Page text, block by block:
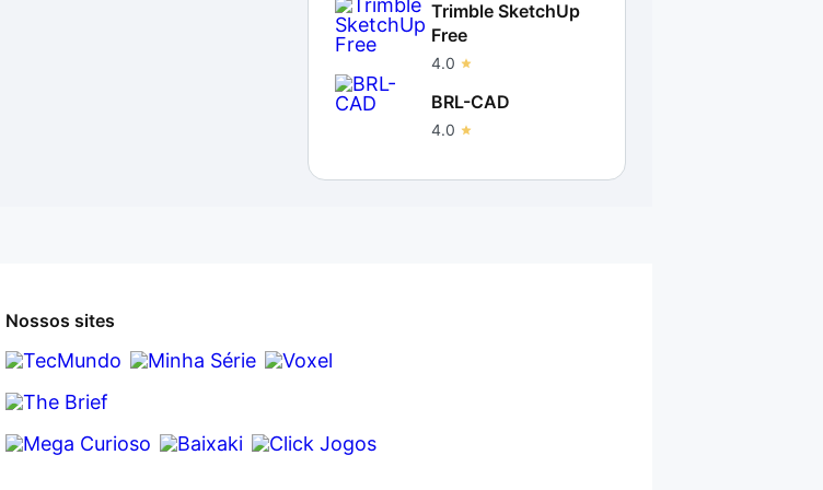
Trimble SketchUp
Free
4.0
BRL-CAD
4.0
Nossos sites